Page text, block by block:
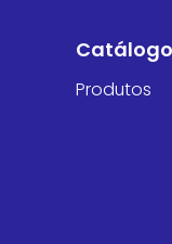
Catálogo
Produtos